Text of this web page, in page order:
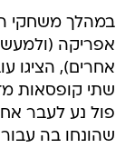
במהלך משחקי
אפריקה
אחרים), הציגו
שתי קופסאות
פול נע לעבר
שהונחו בה